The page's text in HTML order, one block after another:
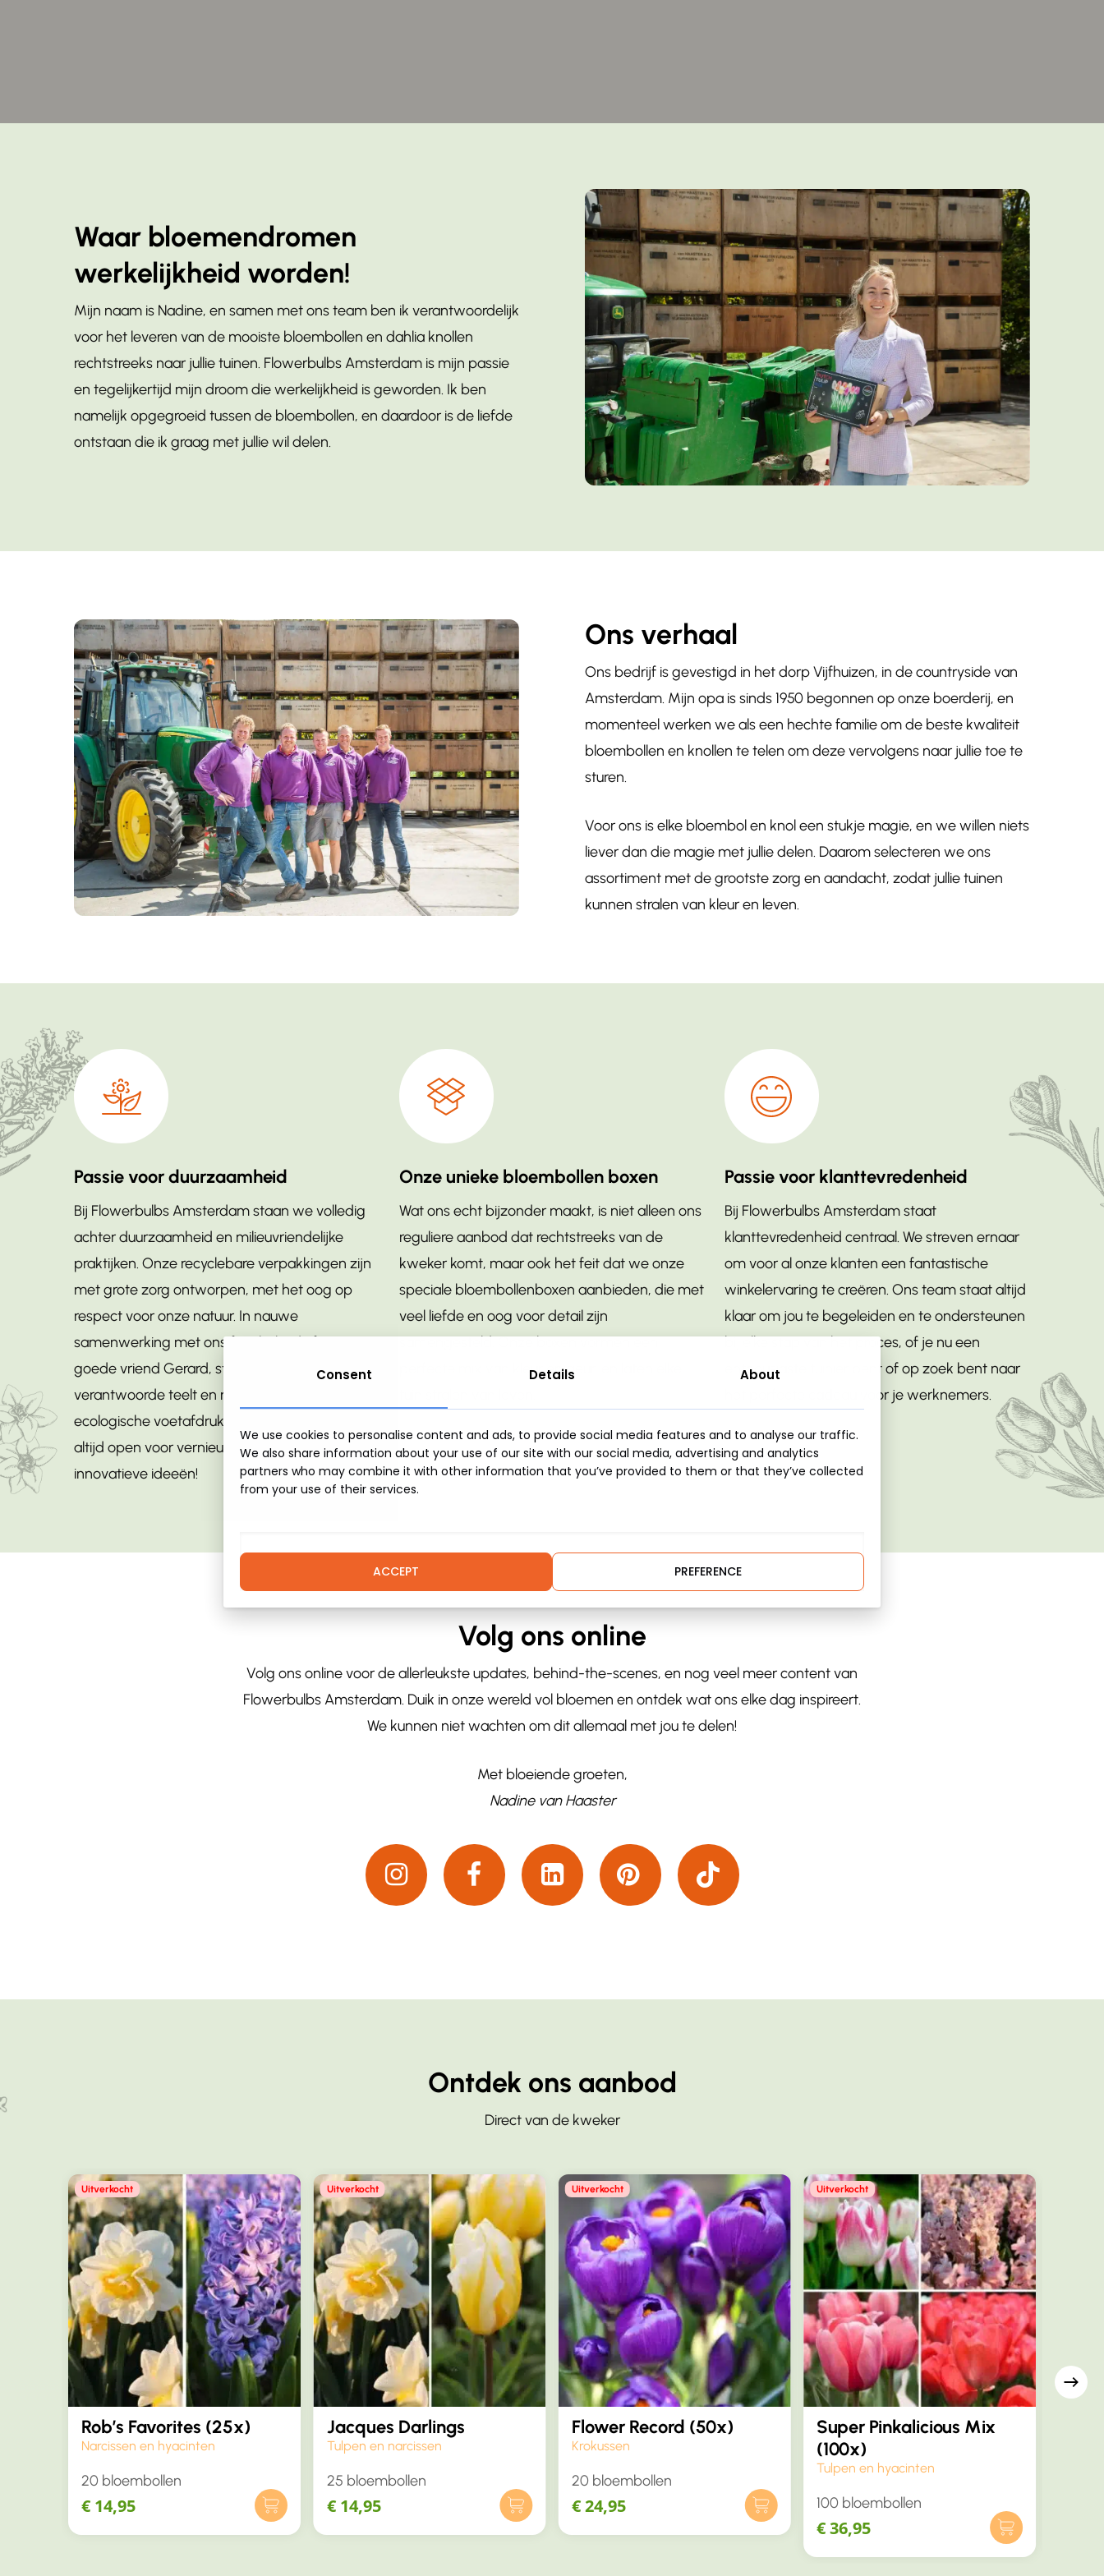
Consent Details About
We use cookies to personalise content and ads, to provide social media features and to analyse our traffic.
We also share information about your use of our site with our social media, advertising and analytics
partners who may combine it with other information that you’ve provided to them or that they’ve collected
from your use of their services.
ACCEPT PREFERENCE
Geen producten in de winkelwagen.
Waar bloemendromen
werkelijkheid worden!
Mijn naam is Nadine, en samen met ons team ben ik verantwoordelijk
voor het leveren van de mooiste bloembollen en dahlia knollen
rechtstreeks naar jullie tuinen. Flowerbulbs Amsterdam is mijn passie
en tegelijkertijd mijn droom die werkelijkheid is geworden. Ik ben
namelijk opgegroeid tussen de bloembollen, en daardoor is de liefde
ontstaan die ik graag met jullie wil delen.
Ons verhaal
Ons bedrijf is gevestigd in het dorp Vijfhuizen, in de countryside van
Amsterdam. Mijn opa is sinds 1950 begonnen op onze boerderij, en
momenteel werken we als een hechte familie om de beste kwaliteit
bloembollen en knollen te telen om deze vervolgens naar jullie toe te
sturen.
Voor ons is elke bloembol en knol een stukje magie, en we willen niets
liever dan die magie met jullie delen. Daarom selecteren we ons
assortiment met de grootste zorg en aandacht, zodat jullie tuinen
kunnen stralen van kleur en leven.
Passie voor duurzaamheid
Bij Flowerbulbs Amsterdam staan we volledig
achter duurzaamheid en milieuvriendelijke
praktijken. Onze recyclebare verpakkingen zijn
met grote zorg ontworpen, met het oog op
respect voor onze natuur. In nauwe
samenwerking met ons familie bedrijf en
goede vriend Gerard, streven we naar een
verantwoorde teelt en minimaliseren we onze
ecologische voetafdruk. Bovendien staan we
altijd open voor vernieuwing en voor
innovatieve ideeën!
Onze unieke bloembollen boxen
Wat ons echt bijzonder maakt, is niet alleen ons
reguliere aanbod dat rechtstreeks van de
kweker komt, maar ook het feit dat we onze
speciale bloembollenboxen aanbieden, die met
veel liefde en oog voor detail zijn
samengesteld. Onze boxen vormen een
perfecte mix van kleur en geur, en laten elke
Passie voor klanttevredenheid
Bij Flowerbulbs Amsterdam staat
klanttevredenheid centraal. We streven ernaar
om voor al onze klanten een fantastische
winkelervaring te creëren. Ons team staat altijd
klaar om jou te begeleiden en te ondersteunen
bij elke stap van het proces, of je nu een
enthousiaste tuinier bent of op zoek bent naar
het perfecte cadeau voor je werknemers.
Volg ons online
Volg ons online voor de allerleukste updates, behind-the-scenes, en nog veel meer content van
Flowerbulbs Amsterdam. Duik in onze wereld vol bloemen en ontdek wat ons elke dag inspireert.
We kunnen niet wachten om dit allemaal met jou te delen!
Met bloeiende groeten,
Nadine van Haaster
Ontdek ons aanbod
Direct van de kweker
Uitverkocht
Rob’s Favorites (25x)
Narcissen en hyacinten
20 bloembollen
€ 14,95
Uitverkocht
Jacques Darlings
Tulpen en narcissen
25 bloembollen
€14,95
Uitverkocht
Flower Record (50x)
Krokussen
20 bloembollen
€24,95
Uitverkocht
Super Pinkalicious Mix
(100x)
Tulpen en hyacinten
100 bloembollen
€36,95